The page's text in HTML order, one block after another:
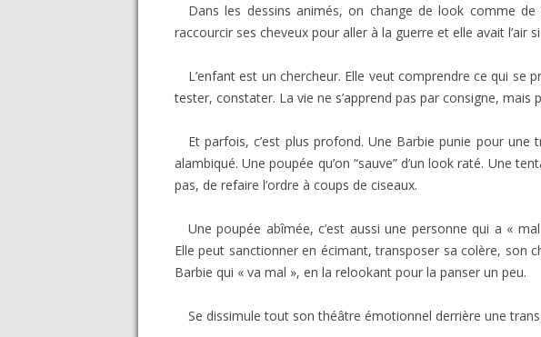
Dans les dessins animés, on change de look comme
raccourcir ses cheveux pour aller à la guerre et elle avait l’air
L’enfant est un chercheur. Elle veut comprendre ce qui se
tester, constater. La vie ne s’apprend pas par consigne, mais
Et parfois, c’est plus profond. Une Barbie punie pour une
alambiqué. Une poupée qu’on “sauve” d’un look raté. Une
pas, de refaire l’ordre à coups de ciseaux.
Une poupée abîmée, c’est aussi une personne qui a «
Elle peut sanctionner en écimant, transposer sa colère, son
Barbie qui « va mal », en la relookant pour la panser un peu.
Se dissimule tout son théâtre émotionnel derrière une